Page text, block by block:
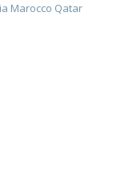
Marocco Qatar